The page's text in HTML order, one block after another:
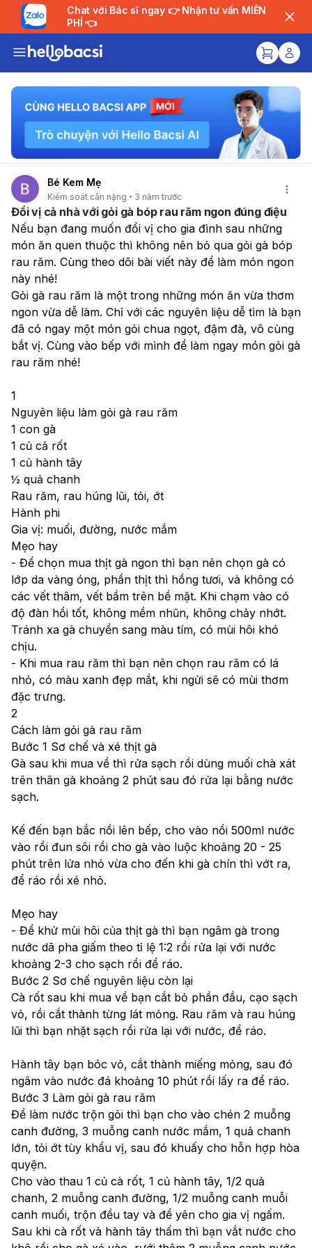
Chat với Bác sĩ ngay 👉 Nhận tư vấn MIỄN
PHÍ 👈
Bé Kem Mẹ
Kiểm soát cân nặng 3 năm trước
Đổi vị cả nhà với gỏi gà bóp rau răm ngon đúng điệu
Nếu bạn đang muốn đổi vị cho gia đình sau những
món ăn quen thuộc thì không nên bỏ qua gỏi gà bóp
rau răm. Cùng theo dõi bài viết này để làm món ngon
này nhé!
Gỏi gà rau răm là một trong những món ăn vừa thơm
ngon vừa dễ làm. Chỉ với các nguyên liệu dễ tìm là bạn
đã có ngay một món gỏi chua ngọt, đậm đà, vô cùng
bắt vị. Cùng vào bếp với mình để làm ngay món gỏi gà
rau răm nhé!
1
Nguyên liệu làm gỏi gà rau răm
1 con gà
1 củ cả rốt
1 củ hành tây
½ quả chanh
Rau răm, rau húng lũi, tỏi, ớt
Hành phi
Gia vị: muối, đường, nước mắm
Mẹo hay
- Để chọn mua thịt gà ngon thì bạn nên chọn gà có
lớp da vàng óng, phần thịt thì hồng tươi, và không có
các vết thâm, vết bầm trên bề mặt. Khi chạm vào có
độ đàn hồi tốt, không mềm nhũn, không chảy nhớt.
Tránh xa gà chuyển sang màu tím, có mùi hôi khó
chịu.
- Khi mua rau răm thì bạn nên chọn rau răm có lá
nhỏ, có màu xanh đẹp mắt, khi ngửi sẽ có mùi thơm
đặc trưng.
2
Cách làm gỏi gà rau răm
Bước 1 Sơ chế và xé thịt gà
Gà sau khi mua về thì rửa sạch rồi dùng muối chà xát
trên thân gà khoảng 2 phút sau đó rửa lại bằng nước
sạch.
Kế đến bạn bắc nồi lên bếp, cho vào nồi 500ml nước
vào rồi đun sôi rồi cho gà vào luộc khoảng 20 - 25
phút trên lửa nhỏ vừa cho đến khi gà chín thì vớt ra,
để ráo rồi xé nhỏ.
Mẹo hay
- Để khử mùi hôi của thịt gà thì bạn ngâm gà trong
nước dã pha giấm theo tỉ lệ 1:2 rồi rửa lại với nước
khoảng 2-3 cho sạch rồi để ráo.
Bước 2 Sơ chế nguyên liệu còn lại
Cà rốt sau khi mua về bạn cắt bỏ phần đầu, cạo sạch
vỏ, rồi cắt thành từng lát mỏng. Rau răm và rau húng
lũi thì bạn nhặt sạch rồi rửa lại với nước, để ráo.
Hành tây bạn bóc vỏ, cắt thành miếng mỏng, sau đó
ngâm vào nước đá khoảng 10 phút rồi lấy ra để ráo.
Bước 3 Làm gỏi gà rau răm
Để làm nước trộn gỏi thì bạn cho vào chén 2 muỗng
canh đường, 3 muỗng canh nước mắm, 1 quả chanh
lớn, tỏi ớt tùy khẩu vị, sau đó khuấy cho hỗn hợp hòa
quyện.
Cho vào thau 1 củ cà rốt, 1 củ hành tây, 1/2 quả
chanh, 2 muỗng canh đường, 1/2 muỗng canh muỗi
сanh muối, trộn đều tay và để yên cho gia vị ngấm.
Sau khi cà rốt và hành tây thấm thì bạn vắt nước cho